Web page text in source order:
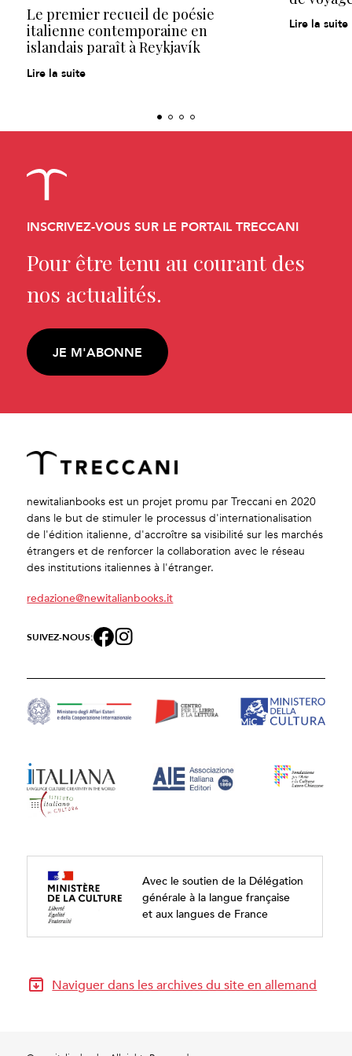
Le premier recueil de poésie
italienne contemporaine en
islandais paraît à Reykjavík
Lire la suite
Lire la suite
INSCRIVEZ-VOUS SUR LE PORTAIL TRECCANI
Pour être tenu au courant des
nos actualités.
JE M'ABONNE
newitalianbooks est un projet promu par Treccani en 2020
dans le but de stimuler le processus d'internationalisation
de l'édition italienne, d'accroître sa visibilité sur les marchés
étrangers et de renforcer la collaboration avec le réseau
des institutions italiennes à l'étranger.
redazione@newitalianbooks.it
SUIVEZ-NOUS:
Avec le soutien de la Délégation
générale à la langue française
et aux langues de France
Naviguer dans les archives du site en allemand